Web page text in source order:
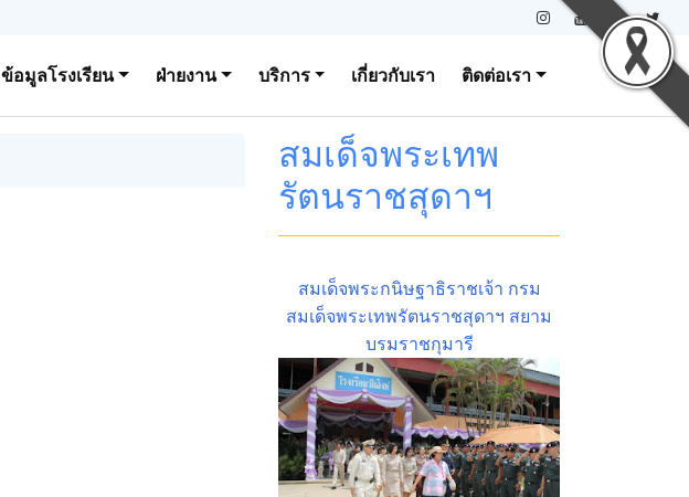
ข้อมูลโรงเรียน ฝ่ายงาน บริการ เกี่ยวกับเรา ติดต่อเรา
สมเด็จพระเทพ
รัตนราชสุดาฯ
สมเด็จพระกนิษฐาธิราชเจ้า กรม
สมเด็จพระเทพรัตนราชสุดาฯ สยาม
บรมราชกุมารี